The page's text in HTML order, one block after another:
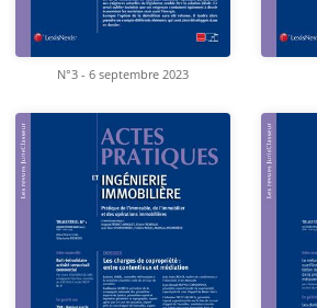
N°3 - 6 septembre 2023